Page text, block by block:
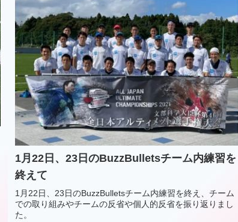
1月22日、23日のBuzzBulletsチーム内練習を
終えて
1月22日、23日のBuzzBulletsチーム内練習を終え、チーム
での取り組みやチームの反省や個人的反省を振り返りまし
た。